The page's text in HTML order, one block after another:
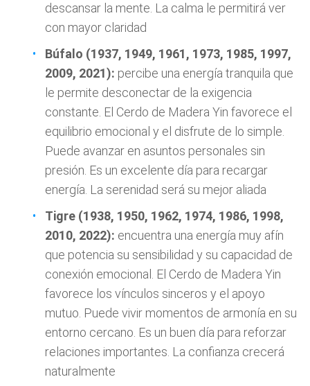
descansar la mente. La calma le permitirá ver
con mayor claridad
Búfalo (1937, 1949, 1961, 1973, 1985, 1997,
2009, 2021): percibe una energía tranquila que
le permite desconectar de la exigencia
constante. El Cerdo de Madera Yin favorece el
equilibrio emocional y el disfrute de lo simple.
Puede avanzar en asuntos personales sin
presión. Es un excelente día para recargar
energía. La serenidad será su mejor aliada
Tigre (1938, 1950, 1962, 1974, 1986, 1998,
2010, 2022): encuentra una energía muy afín
que potencia su sensibilidad y su capacidad de
conexión emocional. El Cerdo de Madera Yin
favorece los vínculos sinceros y el apoyo
mutuo. Puede vivir momentos de armonía en su
entorno cercano. Es un buen día para reforzar
relaciones importantes. La confianza crecerá
naturalmente